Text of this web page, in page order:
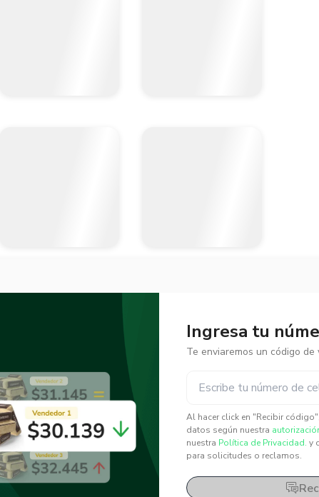
Ingresa tu
Te enviaremos un código de
Al hacer click en "Recibir
datos según nuestra
nuestra Política de Privacidad. y
para solicitudes o reclamos.